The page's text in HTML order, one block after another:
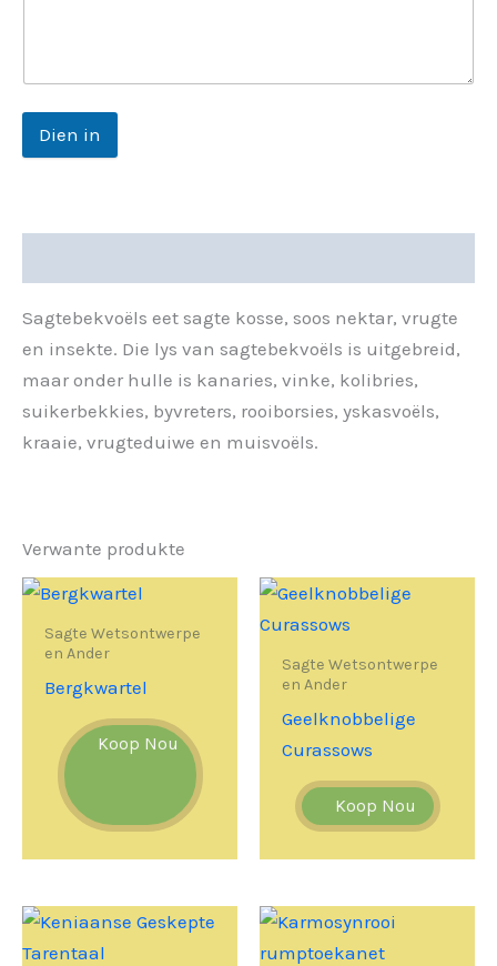
Dien in
Sagtebekvoëls eet sagte kosse, soos nektar, vrugte
en insekte. Die lys van sagtebekvoëls is uitgebreid,
maar onder hulle is kanaries, vinke, kolibries,
suikerbekkies, byvreters, rooiborsies, yskasvoëls,
kraaie, vrugteduiwe en muisvoëls.
Verwante produkte
Sagte Wetsontwerpe
en Ander
Bergkwartel
Koop Nou
Sagte Wetsontwerpe
en Ander
Geelknobbelige
Curassows
Koop Nou